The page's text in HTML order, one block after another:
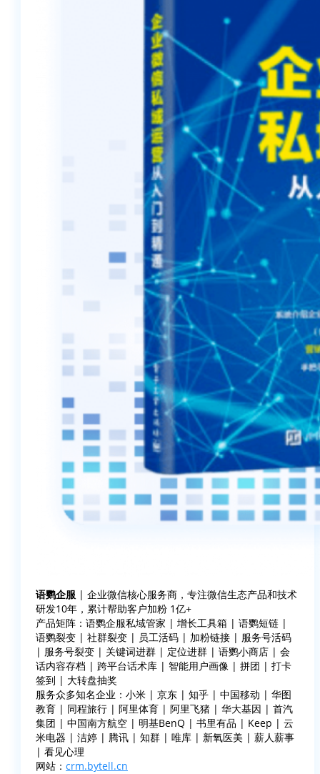
语鹦企服 | 企业微信核心服务商，专注微信生态产品和技术
研发10年，累计帮助客户加粉 1亿+
产品矩阵：语鹦企服私域管家 | 增长工具箱 | 语鹦短链 |
语鹦裂变 | 社群裂变 | 员工活码 | 加粉链接 | 服务号活码
| 服务号裂变 | 关键词进群 | 定位进群 | 语鹦小商店 | 会
话内容存档 | 跨平台话术库 | 智能用户画像 | 拼团 | 打卡
签到 | 大转盘抽奖
服务众多知名企业：小米 | 京东 | 知乎 | 中国移动 | 华图
教育 | 同程旅行 | 阿里体育 | 阿里飞猪 | 华大基因 | 首汽
集团 | 中国南方航空 | 明基BenQ | 书里有品 | Keep | 云
米电器 | 洁婷 | 腾讯 | 知群 | 唯库 | 新氧医美 | 薪人薪事
| 看见心理
网站： crm.bytell.cn